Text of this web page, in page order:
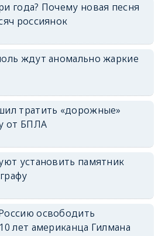
года? Почему новая песня
россиянок
ждут аномально жаркие
тратить «дорожные»
от БПЛА
установить памятник
освободить
лет американца Гилмана